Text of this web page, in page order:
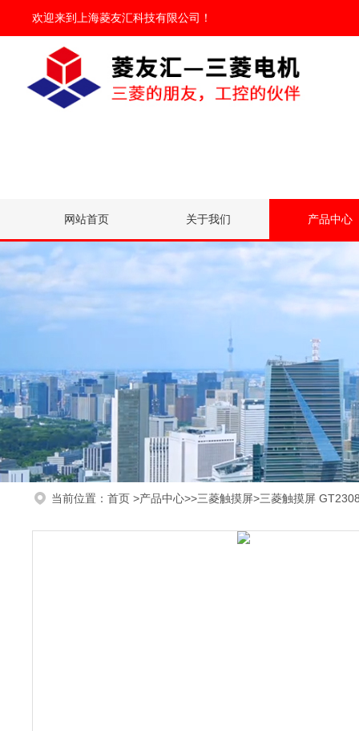
欢迎来到 上海菱友汇科技有限公司 ！
网站首页 关于我们 产品中心
当前位置： 首页 >产品中心>>三菱触摸屏>三菱触摸屏